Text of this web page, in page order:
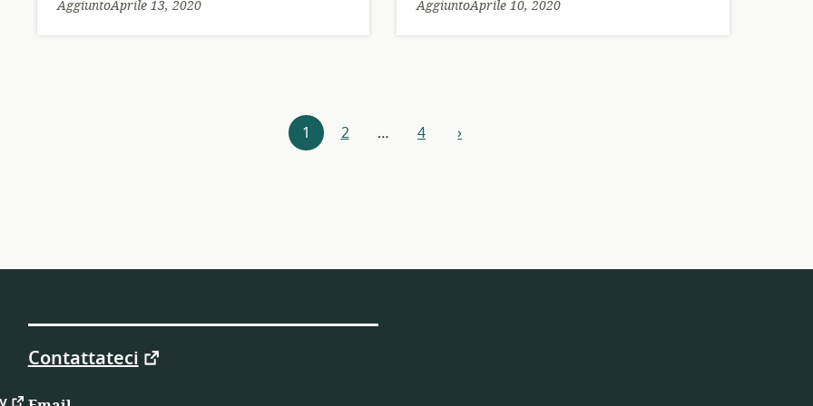
AggiuntoAprile 13, 2020
AggiuntoAprile 10, 2020
1 2 … 4 prossimo
›
Contattateci